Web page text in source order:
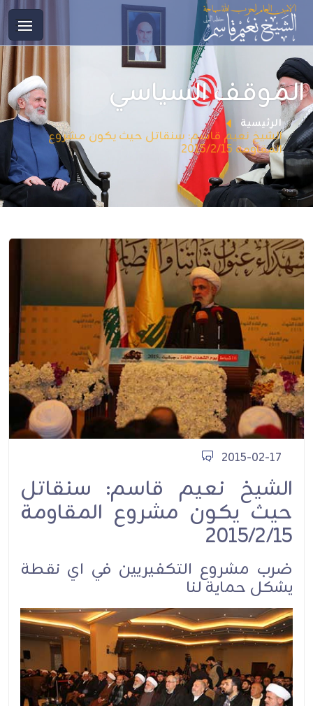
الموقف السياسي
الرئيسية
الشيخ نعيم قاسم: سنقاتل حيث يكون مشروع
المقاومة 2015/2/15
2015-02-17
الشيخ نعيم قاسم: سنقاتل
حيث يكون مشروع المقاومة
2015/2/15
ضرب مشروع التكفيريين في اي نقطة
يشكل حماية لنا